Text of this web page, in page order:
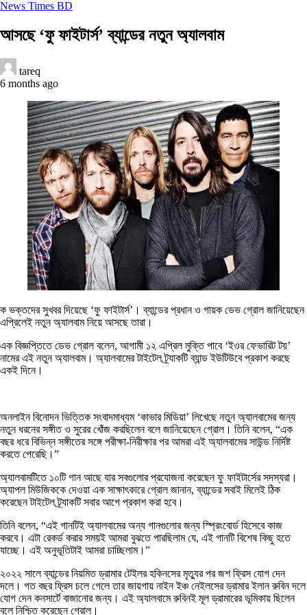
News Times BD
আসছে ‘ফু ফাইটার্স’ ব্যান্ডের নতুন অ্যালবাম
tareq
6 months ago
ক ভক্তদের সুখবর দিয়েছে ‘ফু ফাইটার্স’। ব্যান্ডের প্রধান ও গায়ক ডেভ গ্রোল জানিয়েছেন
এপ্রিলেই নতুন অ্যালবাম নিয়ে আসছে তারা।
এক বিজ্ঞপ্তিতে ডেভ গ্রোল বলেন, আগামী ১২ এপ্রিল মুক্তি পাবে ‘ইওর ফেভারিট টয়’
নামের এই নতুন অ্যালবাম। অ্যালবামের টাইটেল ট্র্যাকটি ব্যান্ড ইউটিউবে প্রকাশ করছে
একই দিনে।
অনলাইন বিনোদন ভিত্তিক সংবাদমাধ্যম ‘কাভার মিডিয়া’ লিখেছে নতুন অ্যালবামের জন্য
নতুন ধরনের সঙ্গীত ও সুরের খোঁজ করছিলেন বলে জানিয়েছেন গ্রোল। তিনি বলেন, “এক
বছর ধরে বিভিন্ন সঙ্গীতের সঙ্গে পরীক্ষা-নিরীক্ষার পর আমরা এই অ্যালবামের সাউন্ড নির্দিষ্ট
করতে পেরেছি।”
অ্যালবামটিতে ১০টি গান আছে যার সবগুলোর প্রযোজনা করেছেন ফু ফাইটার্সের সদস্যরা।
অ্যাপল মিউজিককে দেওয়া এক সাক্ষাৎকারে গ্রোল জানান, ব্যান্ডের সবাই মিলেই ঠিক
করেছেন টাইটেল ট্র্যাকটি সবার আগে প্রকাশ করা হবে।
তিনি বলেন, “এই গানটিই অ্যালবামের অন্য গানগুলোর জন্য স্প্রিংবোর্ড হিসেবে কাজ
করবে। এটা রেকর্ড করার সময়ই আমরা বুঝতে পারছিলাম যে, এই গানটি বিশেষ কিছু হতে
যাচ্ছে। এই অনুভূতিটাই আমরা চাচ্ছিলাম।”
২০২২ সালে ব্যান্ডের নিয়মিত ড্রামার টেইলর হকিনসের মৃত্যুর পর জশ ফ্রিস যোগ দেন
দলে। গত বছর ফ্রিস চলে গেলে তার জায়গায় নাইন ইঞ্চ নেইলসের ড্রামার ইলান রুবিন দলে
যোগ দেন কনসার্টে বাজানোর জন্য। এই অ্যালবামে রুবিনই মূল ড্রামারের ভূমিকায় ছিলেন
বলে নিশ্চিত করেছেন গ্রোল।